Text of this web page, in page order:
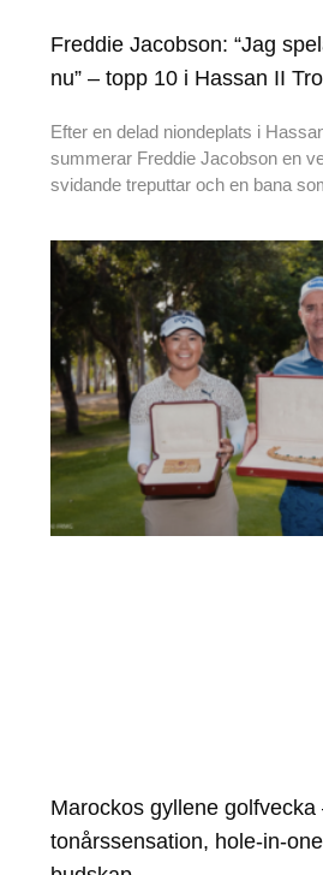
Freddie Jacobson: “Jag
nu” – topp 10 i Hassan II
Efter en delad niondeplats i
summerar Freddie Jacobson en
svidande treputtar och en bana
Marockos gyllene golfvecka
tonårssensation, hole-in-